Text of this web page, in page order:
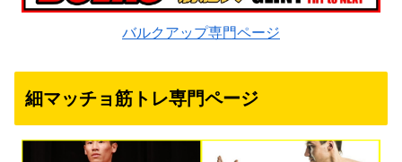
バルクアップ専門ページ
細マッチョ筋トレ専門ページ